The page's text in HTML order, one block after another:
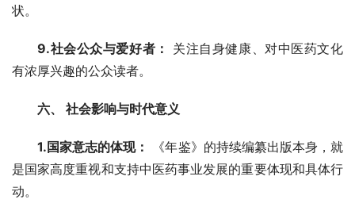
状。
9.社会公众与爱好者：
关注自身健康、对中医药文化
有浓厚兴趣的公众读者。
六、 社会影响与时代意义
1.国家意志的体现：
《年鉴》的持续编纂出版本身，就
是国家高度重视和支持中医药事业发展的重要体现和具体行
动。